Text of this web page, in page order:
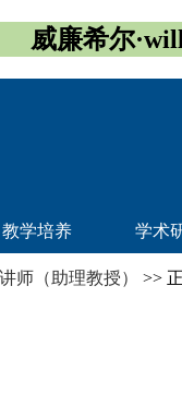
威廉希尔
教学培养 学术
讲师（助理教授） >>